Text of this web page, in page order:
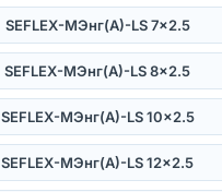
SEFLEX-MЭнг(А)-LS 7×2.5
SEFLEX-MЭнг(А)-LS 8×2.5
SEFLEX-MЭнг(А)-LS 10×2.5
SEFLEX-MЭнг(А)-LS 12×2.5